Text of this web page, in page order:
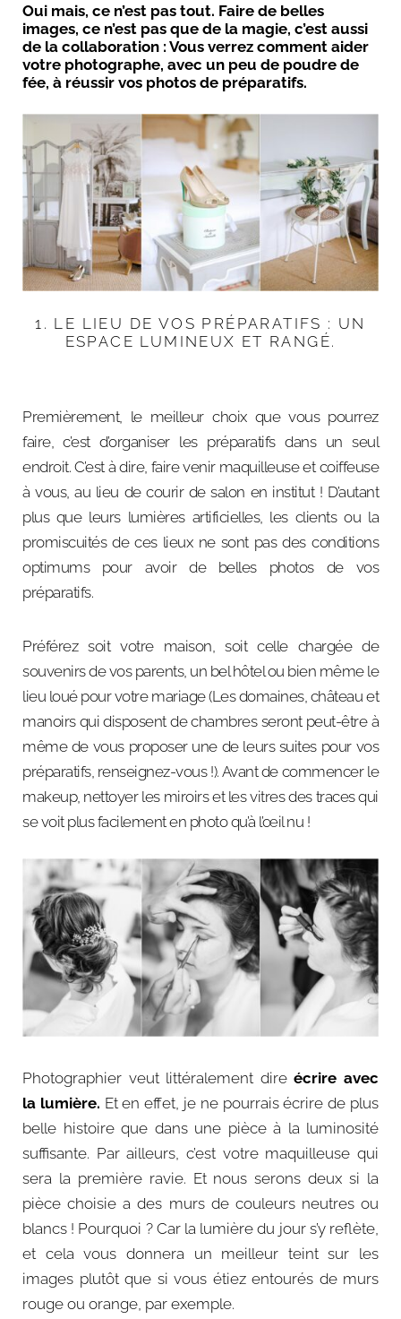
Oui mais, ce n’est pas tout. Faire de belles
images, ce n’est pas que de la magie, c’est aussi
de la collaboration : Vous verrez comment aider
votre photographe, avec un peu de poudre de
fée, à réussir vos photos de préparatifs.
1. LE LIEU DE VOS PRÉPARATIFS : UN
ESPACE LUMINEUX ET RANGÉ.
Premièrement, le meilleur choix que vous pourrez
faire, c’est d’organiser les préparatifs dans un seul
endroit. C’est à dire, faire venir maquilleuse et coiffeuse
à vous, au lieu de courir de salon en institut ! D’autant
plus que leurs lumières artificielles, les clients ou la
promiscuités de ces lieux ne sont pas des conditions
optimums pour avoir de belles photos de vos
préparatifs.
Préférez soit votre maison, soit celle chargée de
souvenirs de vos parents, un bel hôtel ou bien même le
lieu loué pour votre mariage (Les domaines, château et
manoirs qui disposent de chambres seront peut-être à
même de vous proposer une de leurs suites pour vos
préparatifs, renseignez-vous !). Avant de commencer le
makeup, nettoyer les miroirs et les vitres des traces qui
se voit plus facilement en photo qu’à l’œil nu !
Photographier veut littéralement direécrire avec
la lumière. Et en effet, je ne pourrais écrire de plus
belle histoire que dans une pièce à la luminosité
suffisante. Par ailleurs, c’est votre maquilleuse qui
sera la première ravie. Et nous serons deux si la
pièce choisie a des murs de couleurs neutres ou
blancs ! Pourquoi ? Car la lumière du jour s’y reflète,
et cela vous donnera un meilleur teint sur les
images plutôt que si vous étiez entourés de murs
rouge ou orange, par exemple.